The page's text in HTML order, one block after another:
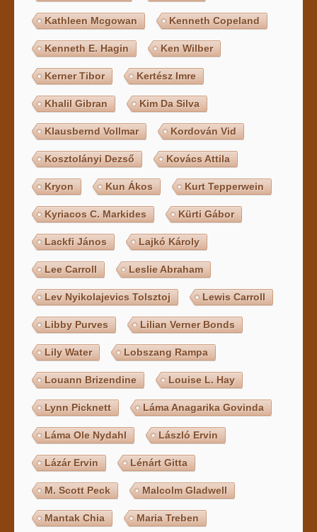
Kathleen Mcgowan Kenneth Copeland
Kenneth E. Hagin Ken Wilber
Kerner Tibor Kertész Imre
Khalil Gibran Kim Da Silva
Klausbernd Vollmar Kordován Vid
Kosztolányi Dezső Kovács Attila
Kryon Kun Ákos Kurt Tepperwein
Kyriacos C. Markides Kürti Gábor
Lackfi János Lajkó Károly
Lee Carroll Leslie Abraham
Lev Nyikolajevics Tolsztoj Lewis Carroll
Libby Purves Lilian Verner Bonds
Lily Water Lobszang Rampa
Louann Brizendine Louise L. Hay
Lynn Picknett Láma Anagarika Govinda
Láma Ole Nydahl László Ervin
Lázár Ervin Lénárt Gitta
M. Scott Peck Malcolm Gladwell
Mantak Chia Maria Treben